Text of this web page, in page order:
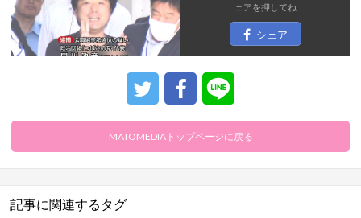
ェアを押してね
シェア
MATOMEDIAトップページに戻る
記事に関連するタグ